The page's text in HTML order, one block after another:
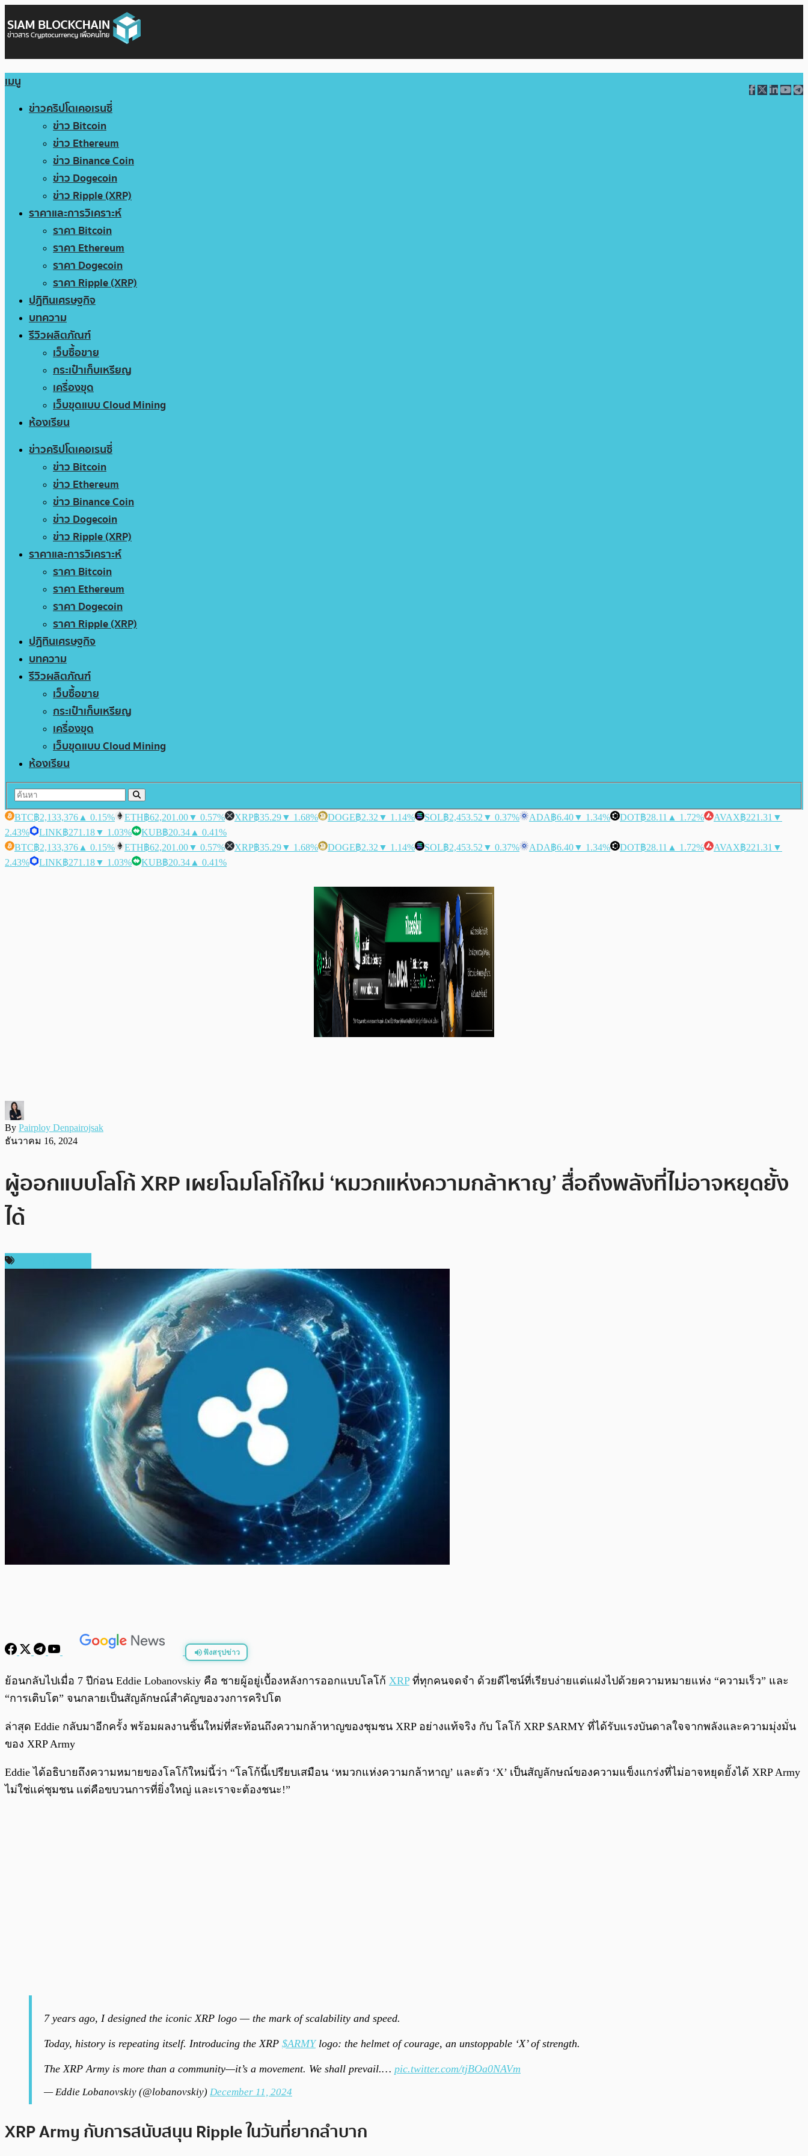
เมนู
ข่าวคริปโตเคอเรนซี่
ข่าว Bitcoin
ข่าว Ethereum
ข่าว Binance Coin
ข่าว Dogecoin
ข่าว Ripple (XRP)
ราคาและการวิเคราะห์
ราคา Bitcoin
ราคา Ethereum
ราคา Dogecoin
ราคา Ripple (XRP)
ปฏิทินเศรษฐกิจ
บทความ
รีวิวผลิตภัณฑ์
เว็บซื้อขาย
กระเป๋าเก็บเหรียญ
เครื่องขุด
เว็บขุดแบบ Cloud Mining
ห้องเรียน
ข่าวคริปโตเคอเรนซี่
ข่าว Bitcoin
ข่าว Ethereum
ข่าว Binance Coin
ข่าว Dogecoin
ข่าว Ripple (XRP)
ราคาและการวิเคราะห์
ราคา Bitcoin
ราคา Ethereum
ราคา Dogecoin
ราคา Ripple (XRP)
ปฏิทินเศรษฐกิจ
บทความ
รีวิวผลิตภัณฑ์
เว็บซื้อขาย
กระเป๋าเก็บเหรียญ
เครื่องขุด
เว็บขุดแบบ Cloud Mining
ห้องเรียน
BTC฿2,133,376 ▲ 0.15% ETH฿62,201.00▼ 0.57% XRP฿35.29▼ 1.68% DOGE฿2.32 ▼ 1.14% SOL฿2,453.52 ▼ 0.37% ADA฿6.40▼ 1.34% DOT฿28.11 ▲ 1.72% AVAX฿221.31 ▼
2.43%
LINK฿271.18▼ 1.03% KUB฿20.34 ▲ 0.41%
BTC฿2,133,376 ▲ 0.15% ETH฿62,201.00▼ 0.57% XRP฿35.29▼ 1.68% DOGE฿2.32 ▼ 1.14% SOL฿2,453.52 ▼ 0.37% ADA฿6.40▼ 1.34% DOT฿28.11 ▲ 1.72% AVAX฿221.31 ▼
2.43%
LINK฿271.18▼ 1.03% KUB฿20.34 ▲ 0.41%
By Pairploy Denpairojsak
ธันวาคม 16, 2024
ผู้ออกแบบโลโก้ XRP เผยโฉมโลโก้ใหม่ ‘หมวกแห่งความกล้าหาญ’ สื่อถึงพลังที่ไม่อาจหยุดยั้ง
ได้
ฟังสรุปข่าว
พร้อมเล่น 0:00
ย้อนกลับไปเมื่อ 7 ปีก่อน Eddie Lobanovskiy คือ ชายผู้อยู่เบื้องหลังการออกแบบโลโก้ XRPที่ทุกคนจดจำ ด้วยดีไซน์ที่เรียบง่ายแต่แฝงไปด้วยความหมายแห่ง “ความเร็ว” และ
“การเติบโต” จนกลายเป็นสัญลักษณ์สำคัญของวงการคริปโต
ล่าสุด Eddie กลับมาอีกครั้ง พร้อมผลงานชิ้นใหม่ที่สะท้อนถึงความกล้าหาญของชุมชน XRP อย่างแท้จริง กับ โลโก้ XRP $ARMY ที่ได้รับแรงบันดาลใจจากพลังและความมุ่งมั่น
ของ XRP Army
Eddie ได้อธิบายถึงความหมายของโลโก้ใหม่นี้ว่า “โลโก้นี้เปรียบเสมือน ‘หมวกแห่งความกล้าหาญ’ และตัว ‘X’ เป็นสัญลักษณ์ของความแข็งแกร่งที่ไม่อาจหยุดยั้งได้ XRP Army
ไม่ใช่แค่ชุมชน แต่คือขบวนการที่ยิ่งใหญ่ และเราจะต้องชนะ!”
7 years ago, I designed the iconic XRP logo — the mark of scalability and speed.
Today, history is repeating itself. Introducing the XRP $ARMYlogo: the helmet of courage, an unstoppable ‘X’ of strength.
The XRP Army is more than a community—it’s a movement. We shall prevail.… pic.twitter.com/tjBOa0NAVm
— Eddie Lobanovskiy (@lobanovskiy) December 11, 2024
XRP Army กับการสนับสนุน Ripple ในวันที่ยากลำบาก